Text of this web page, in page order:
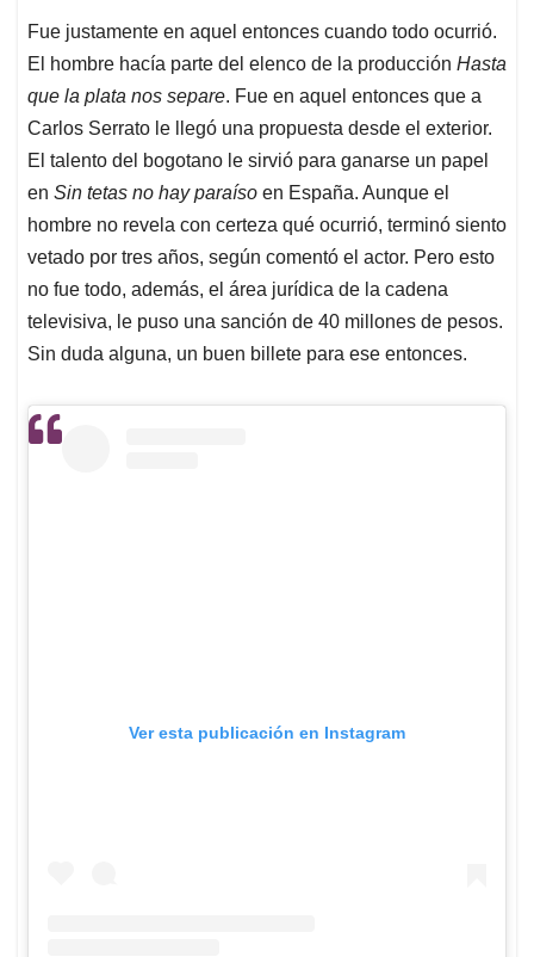
Fue justamente en aquel entonces cuando todo ocurrió.
El hombre hacía parte del elenco de la producción Hasta
que la plata nos separe. Fue en aquel entonces que a
Carlos Serrato le llegó una propuesta desde el exterior.
El talento del bogotano le sirvió para ganarse un papel
en Sin tetas no hay paraíso en España. Aunque el
hombre no revela con certeza qué ocurrió, terminó siento
vetado por tres años, según comentó el actor. Pero esto
no fue todo, además, el área jurídica de la cadena
televisiva, le puso una sanción de 40 millones de pesos.
Sin duda alguna, un buen billete para ese entonces.
Ver esta publicación en Instagram